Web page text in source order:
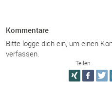
Kommentare
Bitte logge dich ein, um einen
verfassen.
Teilen